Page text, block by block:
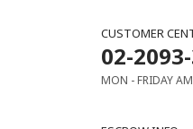
CUSTOMER
02-
MON - FRIDAY